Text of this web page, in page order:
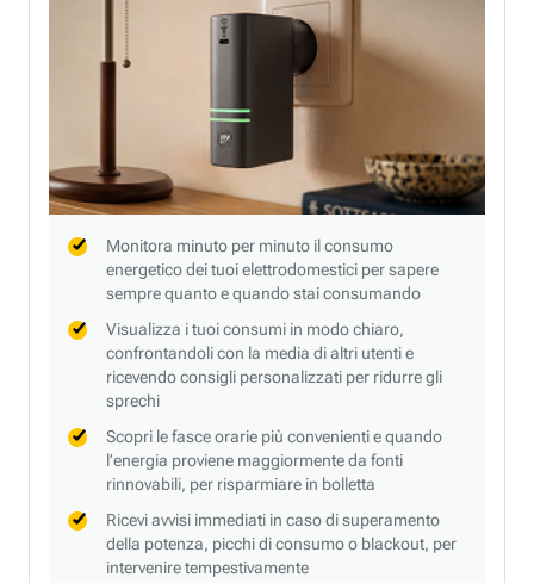
Monitora minuto per minuto il consumo
energetico dei tuoi elettrodomestici per sapere
sempre quanto e quando stai consumando
Visualizza i tuoi consumi in modo chiaro,
confrontandoli con la media di altri utenti e
ricevendo consigli personalizzati per ridurre gli
sprechi
Scopri le fasce orarie più convenienti e quando
l’energia proviene maggiormente da fonti
rinnovabili, per risparmiare in bolletta
Ricevi avvisi immediati in caso di superamento
della potenza, picchi di consumo o blackout, per
intervenire tempestivamente